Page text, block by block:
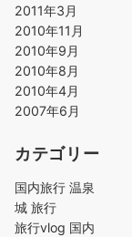
2011年3月
2010年11月
2010年9月
2010年8月
2010年4月
2007年6月
カテゴリー
国内旅行 温泉
城 旅行
旅行vlog 国内